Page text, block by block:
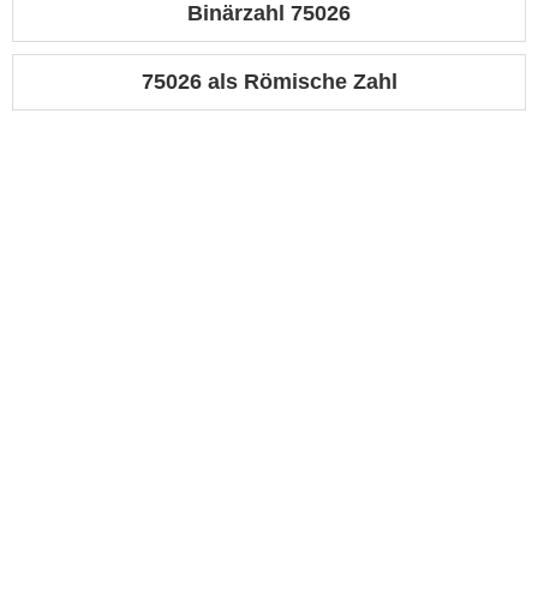
Binärzahl 75026
75026 als Römische Zahl